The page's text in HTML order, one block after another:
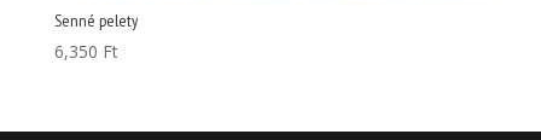
Senné pelety
6,350 Ft